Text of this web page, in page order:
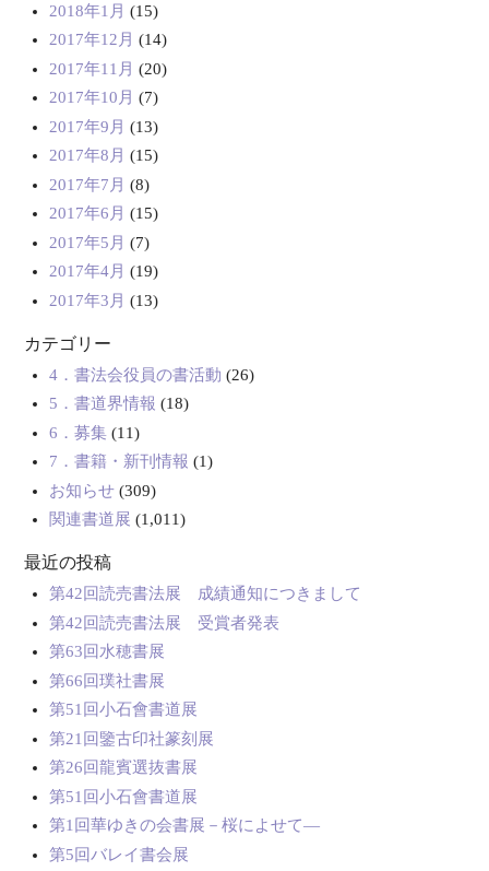
2018年1月 (15)
2017年12月 (14)
2017年11月 (20)
2017年10月 (7)
2017年9月 (13)
2017年8月 (15)
2017年7月 (8)
2017年6月 (15)
2017年5月 (7)
2017年4月 (19)
2017年3月 (13)
カテゴリー
4．書法会役員の書活動 (26)
5．書道界情報 (18)
6．募集(11)
7．書籍・新刊情報 (1)
お知らせ(309)
関連書道展 (1,011)
最近の投稿
第42回読売書法展 成績通知につきまして
第42回読売書法展 受賞者発表
第63回水穂書展
第66回璞社書展
第51回小石會書道展
第21回鑒古印社篆刻展
第26回龍賓選抜書展
第51回小石會書道展
第1回華ゆきの会書展－桜によせて―
第5回バレイ書会展